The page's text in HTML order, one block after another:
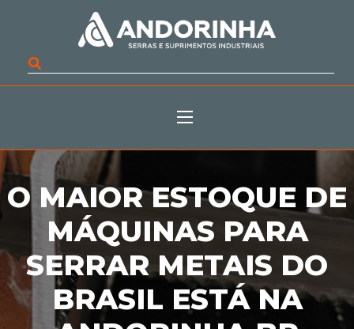
O MAIOR ESTOQUE DE
MÁQUINAS PARA
SERRAR METAIS DO
BRASIL ESTÁ NA